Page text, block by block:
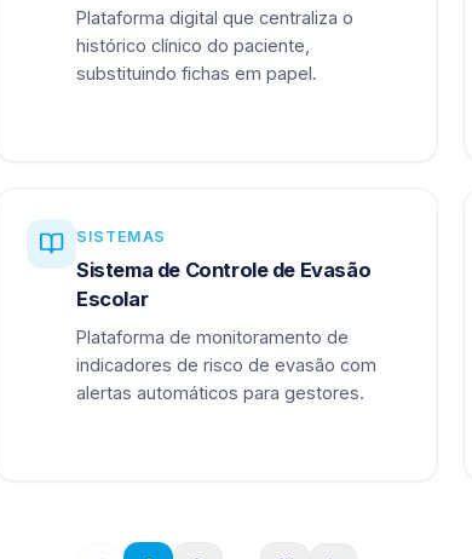
Plataforma digital que centraliza o
histórico clínico do paciente,
substituindo fichas em papel.
SISTEMAS
Sistema de Controle de Evasão
Escolar
Plataforma de monitoramento de
indicadores de risco de evasão com
alertas automáticos para gestores.